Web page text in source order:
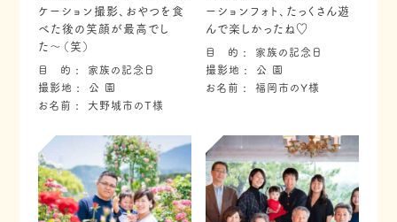
ケーション撮影、おやつを食
べた後の笑顔が最高でし
た〜（笑）
目 的
家族の記念日
撮影地
公 園
お名前
大野城市のT様
ーションフォト、たっくさん遊
んで楽しかったね♡
目 的
家族の記念日
撮影地
公 園
お名前
福岡市のY様